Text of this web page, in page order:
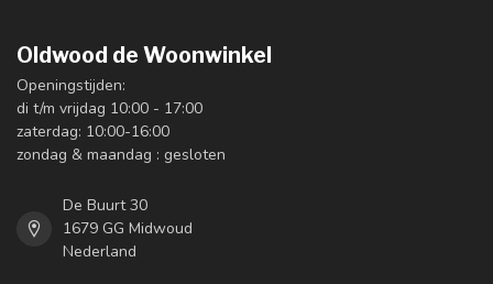
Oldwood de Woonwinkel
Openingstijden:
di t/m vrijdag 10:00 - 17:00
zaterdag: 10:00-16:00
zondag & maandag : gesloten
De Buurt 30
1679 GG Midwoud
Nederland